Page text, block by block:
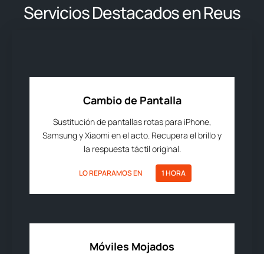
Servicios Destacados en Reus
Cambio de Pantalla
Sustitución de pantallas rotas para iPhone,
Samsung y Xiaomi en el acto. Recupera el brillo y
la respuesta táctil original.
LO REPARAMOS EN 1 HORA
Móviles Mojados